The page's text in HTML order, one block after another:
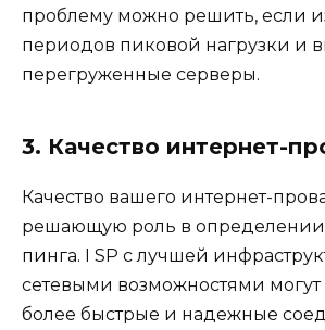
проблему можно решить, если
периодов пиковой нагрузки и
перегруженные серверы.
3. Качество интернет-
Качество вашего интернет-
решающую роль в определении
пинга. I SP с лучшей
сетевыми возможностями могут
более быстрые и надежные